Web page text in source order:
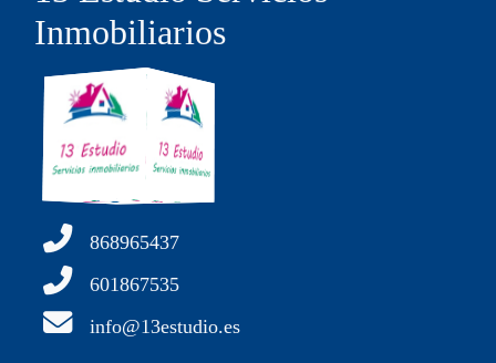
Inmobiliarios
868965437
601867535
info@13estudio.es